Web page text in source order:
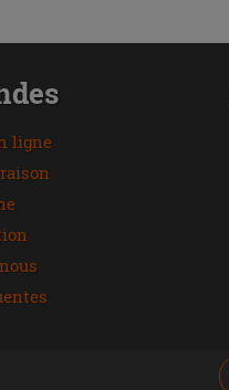
ligne